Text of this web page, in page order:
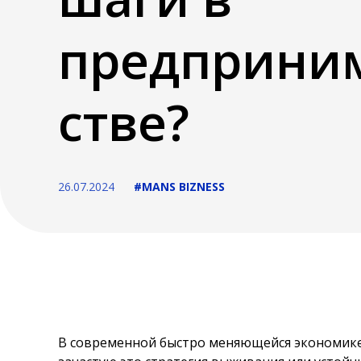
стве?
26.07.2024 #MANS BIZNESS
В современной быстро меняющейся